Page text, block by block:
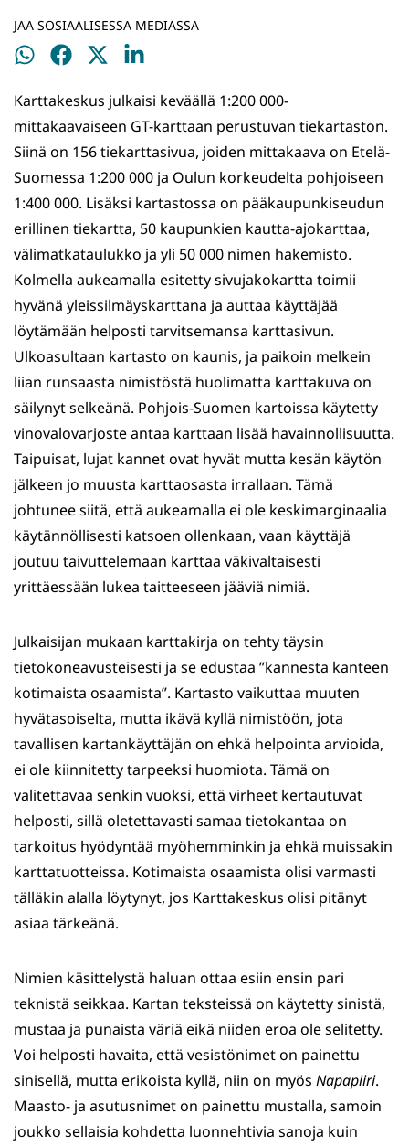
JAA SOSIAALISESSA MEDIASSA
Jaa
Jaa
Jaa
Jaa
Karttakeskus julkaisi keväällä 1:200 000-
mittakaavaiseen GT-karttaan perustuvan tiekartaston.
Siinä on 156 tiekarttasivua, joiden mittakaava on Etelä-
Suomessa 1:200 000 ja Oulun korkeudelta pohjoiseen
1:400 000. Lisäksi kartastossa on pääkaupunkiseudun
erillinen tiekartta, 50 kaupunkien kautta-ajokarttaa,
välimatkataulukko ja yli 50 000 nimen hake­misto.
Kolmella aukeamalla esitetty sivujakokartta toimii
hyvänä yleissilmäyskarttana ja auttaa käyttäjää
löytämään helposti tarvitsemansa karttasivun.
Ulkoasultaan kartasto on kaunis, ja paikoin melkein
liian runsaasta nimistöstä huolimatta karttakuva on
säilynyt selkeänä. Pohjois-Suomen kartoissa käytetty
vinovalovarjoste antaa karttaan lisää havainnollisuutta.
Taipuisat, lujat kan­net ovat hyvät mutta kesän käytön
jälkeen jo muusta karttaosas­ta irrallaan. Tämä
johtunee siitä, että aukeamalla ei ole keski­marginaalia
käytännöllisesti katsoen ollenkaan, vaan käyttäjä
joutuu taivuttelemaan karttaa väkivaltaisesti
yrittäessään lukea taitteeseen jääviä nimiä.
Julkaisijan mukaan karttakirja on tehty täysin
tietokoneavusteisesti ja se edustaa ”kannesta kanteen
kotimaista osaamista”. Kartasto vaikuttaa muuten
hyvätasoiselta, mutta ikävä kyllä nimistöön, jota
tavallisen kartankäyttäjän on ehkä helpointa arvioida,
ei ole kiinnitetty tarpeeksi huomiota. Tämä on
valitettavaa senkin vuoksi, että virheet kertautuvat
helposti, sillä oletettavasti samaa tietokantaa on
tarkoitus hyödyntää myöhemminkin ja ehkä muissakin
karttatuotteissa. Kotimaista osaamista olisi varmasti
tälläkin alalla löytynyt, jos Karttakeskus olisi pitänyt
asiaa tärkeänä.
Nimien käsittelystä haluan ottaa esiin ensin pari
teknistä seikkaa. Kartan teksteissä on käy­tetty sinistä,
mustaa ja punaista väriä eikä niiden eroa ole selitetty.
Voi helposti havaita, että vesistönimet on painettu
sinisellä, mutta erikoista kyllä, niin on myös Napapiiri.
Maasto- ja asutusnimet on painettu mustalla, samoin
joukko sellaisia kohdetta luonnehtivia sanoja kuin